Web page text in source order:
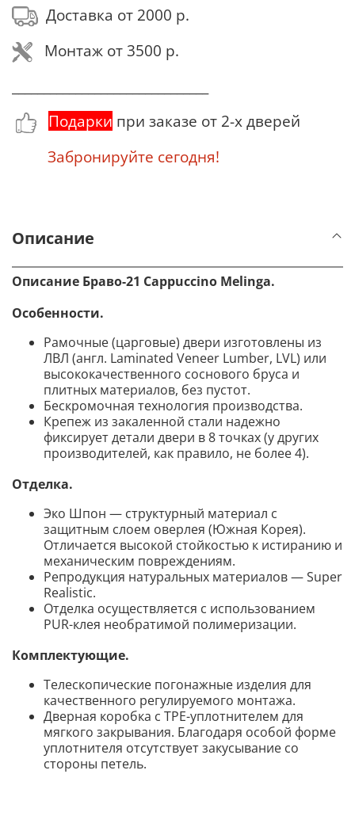
Доставка от 2000 р.
Монтаж от 3500 р.
Подарки при заказе от 2-х дверей
Забронируйте сегодня!
Описание
Описание Браво-21 Cappuccino Melinga.
Особенности.
Рамочные (царговые) двери изготовлены из
ЛВЛ (англ. Laminated Veneer Lumber, LVL) или
высококачественного соснового бруса и
плитных материалов, без пустот.
Бескромочная технология производства.
Крепеж из закаленной стали надежно
фиксирует детали двери в 8 точках (у других
производителей, как правило, не более 4).
Отделка.
Эко Шпон — структурный материал с
защитным слоем оверлея (Южная Корея).
Отличается высокой стойкостью к истиранию и
механическим повреждениям.
Репродукция натуральных материалов — Super
Realistic.
Отделка осуществляется с использованием
PUR-клея необратимой полимеризации.
Комплектующие.
Телескопические погонажные изделия для
качественного регулируемого монтажа.
Дверная коробка с TPE-уплотнителем для
мягкого закрывания. Благодаря особой форме
уплотнителя отсутствует закусывание со
стороны петель.